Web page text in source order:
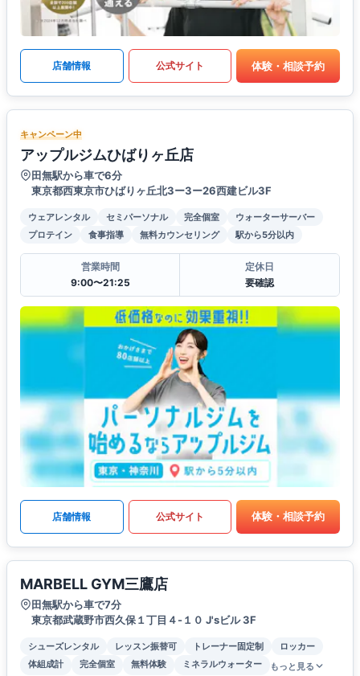
店舗情報 公式サイト 体験・相談予約
キャンペーン中
アップルジムひばりヶ丘店
田無駅から車で6分
東京都西東京市ひばりヶ丘北3ー3ー26西建ビル3F
ウェアレンタル セミパーソナル 完全個室
ウォーターサーバー
プロテイン
食事指導 無料カウンセリング 駅から5分以内
営業時間
9:00〜21:25
定休日
要確認
店舗情報 公式サイト 体験・相談予約
MARBELL GYM三鷹店
田無駅から車で7分
東京都武蔵野市西久保１丁目４-１０ J'sビル 3F
シューズレンタル レッスン振替可 トレーナー固定制
ロッカー
体組成計
完全個室 無料体験 ミネラルウォーター もっと見る